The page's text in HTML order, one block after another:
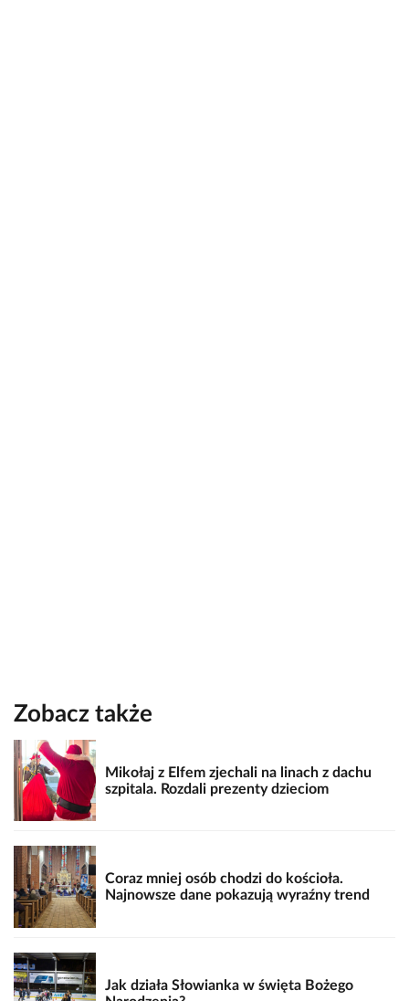
Zobacz także
Mikołaj z Elfem zjechali na linach z dachu
szpitala. Rozdali prezenty dzieciom
Coraz mniej osób chodzi do kościoła.
Najnowsze dane pokazują wyraźny trend
Jak działa Słowianka w święta Bożego